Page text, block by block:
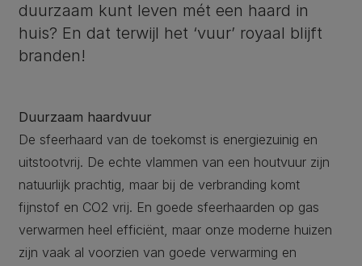
duurzaam kunt leven mét een haard in
huis? En dat terwijl het ‘vuur’ royaal blijft
branden!
Duurzaam haardvuur
De sfeerhaard van de toekomst is energiezuinig en
uitstootvrij. De echte vlammen van een houtvuur zijn
natuurlijk prachtig, maar bij de verbranding komt
fijnstof en CO2 vrij. En goede sfeerhaarden op gas
verwarmen heel efficiënt, maar onze moderne huizen
zijn vaak al voorzien van goede verwarming en